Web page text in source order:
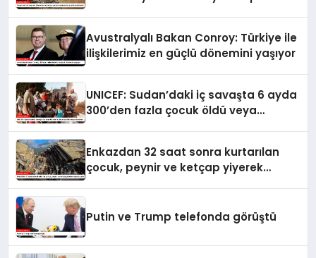
Avustralyalı Bakan Conroy: Türkiye ile
ilişkilerimiz en güçlü dönemini yaşıyor
UNICEF: Sudan’daki iç savaşta 6 ayda
300’den fazla çocuk öldü veya
Enkazdan 32 saat sonra kurtarılan
çocuk, peynir ve ketçap yiyerek
Putin ve Trump telefonda görüştü